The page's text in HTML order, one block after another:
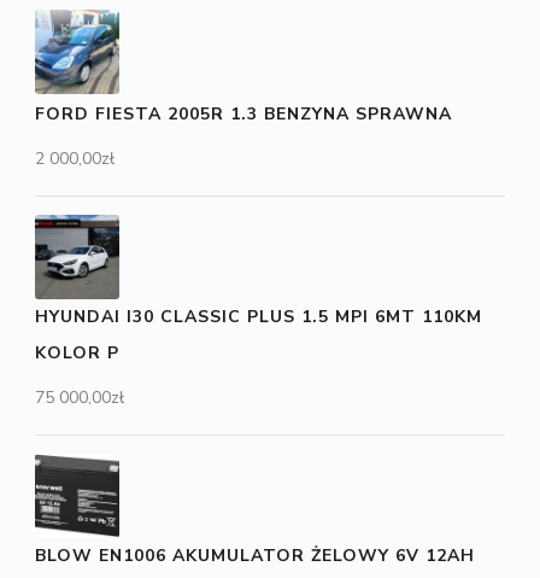
FORD FIESTA 2005R 1.3 BENZYNA SPRAWNA
2 000,00zł
HYUNDAI I30 CLASSIC PLUS 1.5 MPI 6MT 110KM
KOLOR P
75 000,00zł
BLOW EN1006 AKUMULATOR ŻELOWY 6V 12AH